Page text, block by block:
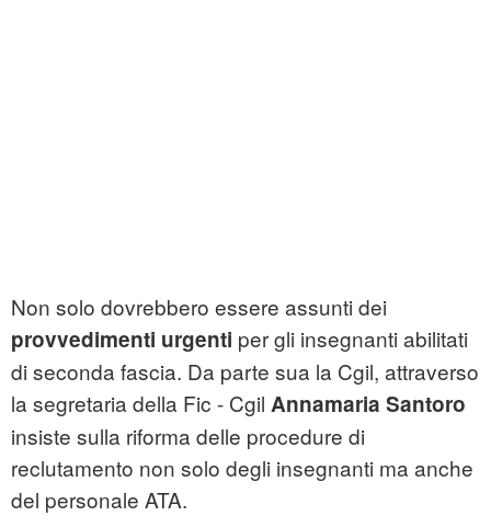
Non solo dovrebbero essere assunti dei
provvedimenti urgenti per gli insegnanti abilitati
di seconda fascia. Da parte sua la Cgil, attraverso
la segretaria della Fic - Cgil Annamaria Santoro
insiste sulla riforma delle procedure di
reclutamento non solo degli insegnanti ma anche
del personale ATA.